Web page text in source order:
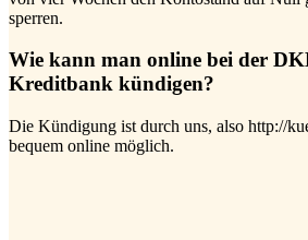
sperren.
Wie kann man online bei der
Kreditbank kündigen?
Die Kündigung ist durch uns, also http://
bequem online möglich.